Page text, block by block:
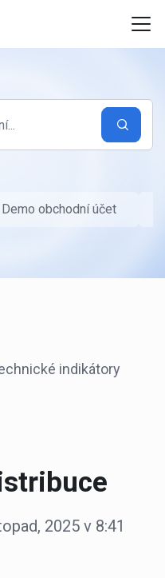
Demo obchodní účet
indikátory
2025 v 8:41